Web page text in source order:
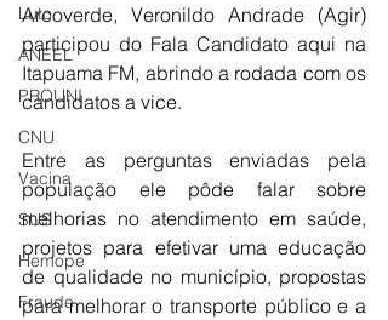
Luto
ANEEL
PROUNI
CNU
Vacina
SUS
Hemope
Fraude
Arcoverde, Veronildo Andrade (Agir)
participou do Fala Candidato aqui na
Itapuama FM, abrindo a rodada com os
candidatos a vice.
Entre as perguntas enviadas pela
população ele pôde falar sobre
melhorias no atendimento em saúde,
projetos para efetivar uma educação
de qualidade no município, propostas
para melhorar o transporte público e a